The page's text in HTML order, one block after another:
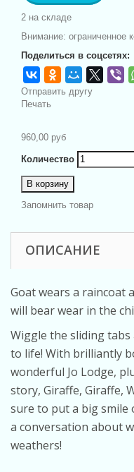
2 на складе
Внимание: ограниченное
Поделиться в соцсетях:
Отправить другу
Печать
960,00 руб
Количество
В корзину
Запомнить товар
ОПИСАНИЕ
Goat wears a raincoat
will bear wear in the
Wiggle the sliding tabs
to life! With brilliantly
wonderful Jo Lodge,
story, Giraffe, Giraffe,
sure to put a big smile
a conversation about
weathers!